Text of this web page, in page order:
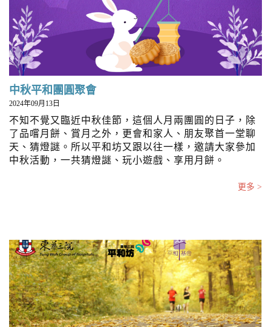
中秋平和團圓聚會
2024年09月13日
不知不覺又臨近中秋佳節，這個人月兩團圓的日子，除
了品嚐月餅、賞月之外，更會和家人、朋友聚首一堂聊
天、猜燈謎。所以平和坊又跟以往一樣，邀請大家參加
中秋活動，一共猜燈謎、玩小遊戲、享用月餅。
更多 >